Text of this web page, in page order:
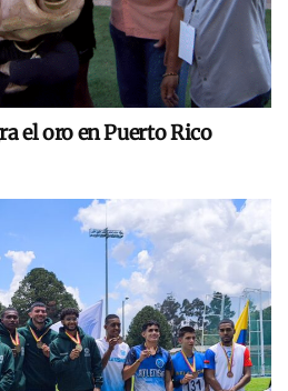
el oro en Puerto Rico